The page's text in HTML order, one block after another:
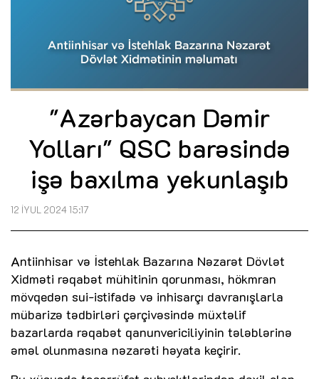
"Azərbaycan Dəmir
Yolları" QSC barəsində
işə baxılma yekunlaşıb
12 İYUL 2024 15:17
Antiinhisar və İstehlak Bazarına Nəzarət Dövlət
Xidməti rəqabət mühitinin qorunması, hökmran
mövqedən sui-istifadə və inhisarçı davranışlarla
mübarizə tədbirləri çərçivəsində müxtəlif
bazarlarda rəqabət qanunvericiliyinin tələblərinə
əməl olunmasına nəzarəti həyata keçirir.